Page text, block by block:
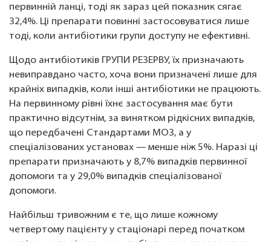
первинній ланці, тоді як зараз цей показник сягає
32,4%. Ці препарати повинні застосовуватися лише
тоді, коли антибіотики групи доступу не ефективні.
Щодо антибіотиків ГРУПИ РЕЗЕРВУ, їх призначають
невиправдано часто, хоча вони призначені лише для
крайніх випадків, коли інші антибіотики не працюють.
На первинному рівні їхнє застосування має бути
практично відсутнім, за винятком рідкісних випадків,
що передбачені Стандартами МОЗ, а у
спеціалізованих установах — менше ніж 5%. Наразі ці
препарати призначають у 8,7% випадків первинної
допомоги та у 29,0% випадків спеціалізованої
допомоги.
Найбільш тривожним є те, що лише кожному
четвертому пацієнту у стаціонарі перед початком